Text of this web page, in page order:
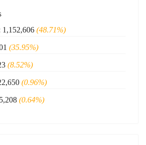
1,152,606 (48.71%)
(35.95%)
(8.52%)
(0.96%)
(0.64%)